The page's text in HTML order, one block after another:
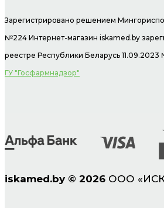
Зарегистрировано решением
№224 Интернет-магазин iskamed.by
реестре Республики Беларусь 11.09.2023
ГУ "Госфармнадзор"
iskamed.by © 2026 ООО